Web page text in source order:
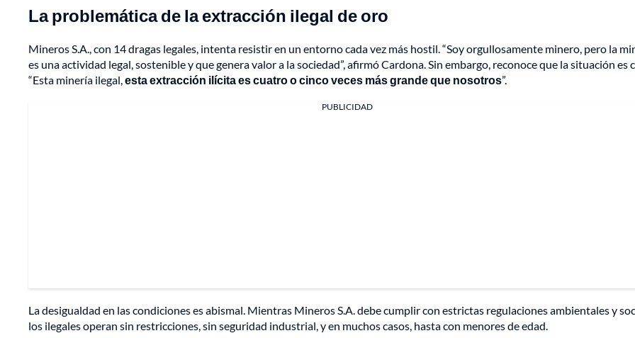
La problemática de la extracción ilegal de oro
Mineros S.A., con 14 dragas legales, intenta resistir en un entorno cada vez más hostil. “Soy orgullosamente minero, pero la
es una actividad legal, sostenible y que genera valor a la sociedad”, afirmó Cardona. Sin embargo, reconoce que la situación es
“Esta minería ilegal,esta extracción ilícita es cuatro o cinco veces más grande que nosotros”.
PUBLICIDAD
La desigualdad en las condiciones es abismal. Mientras Mineros S.A. debe cumplir con estrictas regulaciones ambientales y
los ilegales operan sin restricciones, sin seguridad industrial, y en muchos casos, hasta con menores de edad.